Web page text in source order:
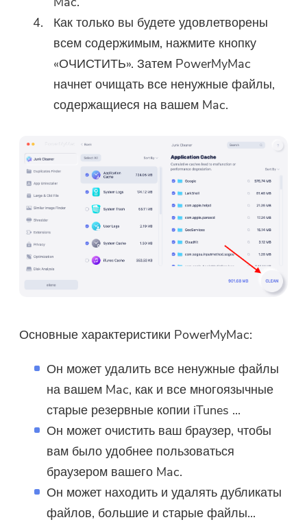
Как только вы будете удовлетворены
всем содержимым, нажмите кнопку
«ОЧИСТИТЬ». Затем PowerMyMac
начнет очищать все ненужные файлы,
содержащиеся на вашем Mac.
Основные характеристики PowerMyMac:
Он может удалить все ненужные файлы
на вашем Mac, как и все многоязычные
старые резервные копии iTunes ...
Он может очистить ваш браузер, чтобы
вам было удобнее пользоваться
браузером вашего Mac.
Он может находить и удалять дубликаты
файлов, большие и старые файлы...
Вы можете ввести свой адрес
электронной почты, чтобы
получить ссылку для
скачивания и код купона. Если
вы хотите купить программное
обеспечение, пожалуйста,
Пожалуйста, введите адрес
электронной почты.
Отправить
купона были отправлены на ваш
user@email.com. Вы также можете
нажать кнопку, чтобы приобрести
программное обеспечение
напрямую.
Купить